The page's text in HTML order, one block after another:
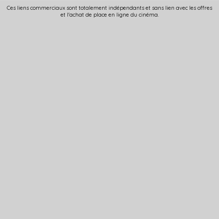
Ces liens commerciaux sont totalement indépendants et sans lien avec les offres
et l'achat de place en ligne du cinéma.